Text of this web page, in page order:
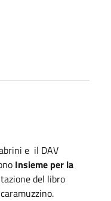
e il DAV
Insieme per la
del libro